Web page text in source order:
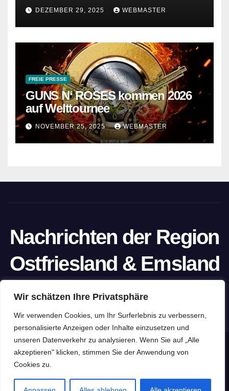
Wir schätzen Ihre Privatsphäre
Wir verwenden Cookies, um Ihr Surferlebnis zu verbessern,
personalisierte Anzeigen oder Inhalte einzusetzen und
unseren Datenverkehr zu analysieren. Wenn Sie auf „Alle
akzeptieren" klicken, stimmen Sie der Anwendung von
Cookies zu.
DEZEMBER 29, 2025 WEBMASTER
FREIE PRESSE
GUNS N‘ ROSES kommen 2026
auf Welttournee
NOVEMBER 25, 2025 WEBMASTER
Nachrichten der Region
Ostfriesland & Emsland
Stolz präsentiert von WordPress |Theme: Newspaperex von
HomeDatenschutzerklärungImpressumPressefreiheit